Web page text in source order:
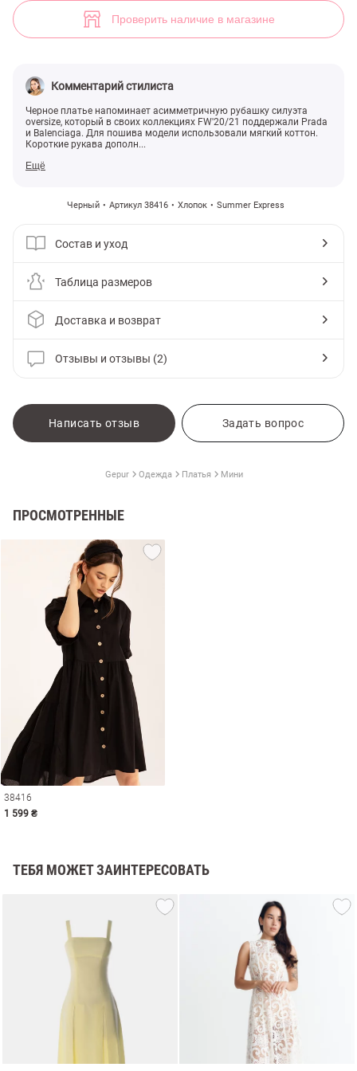
Проверить наличие в магазине
Комментарий стилиста
Черное платье напоминает асимметричную рубашку силуэта
oversize, который в своих коллекциях FW'20/21 поддержали Prada
и Balenciaga. Для пошива модели использовали мягкий коттон.
Короткие рукава дополн...
Ещё
Черный Артикул 38416 Хлопок Summer Express
Состав и уход
Таблица размеров
Доставка и возврат
Отзывы и отзывы (2)
Написать отзыв Задать вопрос
Gepur Одежда Платья Мини
ПРОСМОТРЕННЫЕ
38416
1 599 ₴
ТЕБЯ МОЖЕТ ЗАИНТЕРЕСОВАТЬ
(арт. 38416) ♡ интернет-магазин Gepur